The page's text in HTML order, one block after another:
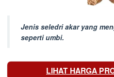
Jenis seledri akar yang
seperti umbi.
LIHAT HARGA